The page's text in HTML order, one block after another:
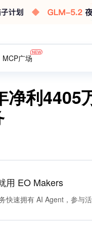
MCP广场
净利4405
用 EO Makers
快速拥有 AI Agent，参与